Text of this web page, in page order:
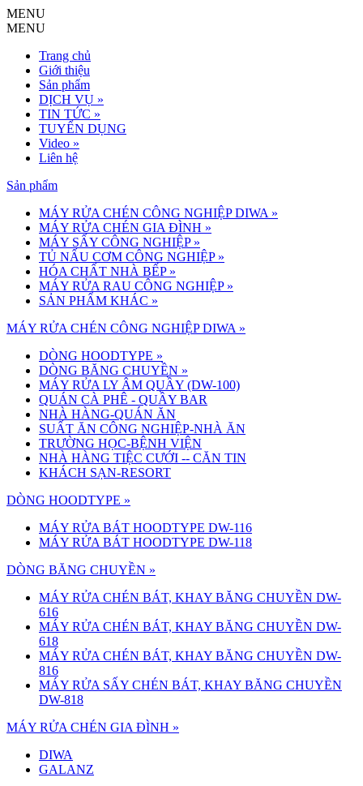
MENU
MENU
Trang chủ
Giới thiệu
Sản phẩm
DỊCH VỤ »
TIN TỨC »
TUYỂN DỤNG
Video »
Liên hệ
Sản phẩm
MÁY RỬA CHÉN CÔNG NGHIỆP DIWA »
MÁY RỬA CHÉN GIA ĐÌNH »
MÁY SẤY CÔNG NGHIỆP »
TỦ NẤU CƠM CÔNG NGHIỆP »
HÓA CHẤT NHÀ BẾP »
MÁY RỬA RAU CÔNG NGHIỆP »
SẢN PHẨM KHÁC »
MÁY RỬA CHÉN CÔNG NGHIỆP DIWA »
DÒNG HOODTYPE »
DÒNG BĂNG CHUYỀN »
MÁY RỬA LY ÂM QUẦY (DW-100)
QUÁN CÀ PHÊ - QUẦY BAR
NHÀ HÀNG-QUÁN ĂN
SUẤT ĂN CÔNG NGHIỆP-NHÀ ĂN
TRƯỜNG HỌC-BỆNH VIỆN
NHÀ HÀNG TIỆC CƯỚI -- CĂN TIN
KHÁCH SẠN-RESORT
DÒNG HOODTYPE »
MÁY RỬA BÁT HOODTYPE DW-116
MÁY RỬA BÁT HOODTYPE DW-118
DÒNG BĂNG CHUYỀN »
MÁY RỬA CHÉN BÁT, KHAY BĂNG CHUYỀN DW-
616
MÁY RỬA CHÉN BÁT, KHAY BĂNG CHUYỀN DW-
618
MÁY RỬA CHÉN BÁT, KHAY BĂNG CHUYỀN DW-
816
MÁY RỬA SẤY CHÉN BÁT, KHAY BĂNG CHUYỀN
DW-818
MÁY RỬA CHÉN GIA ĐÌNH »
DIWA
GALANZ